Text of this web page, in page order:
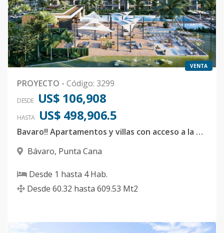
VENTA
PROYECTO - Código: 3299
DESDE US$ 106,908
HASTA US$ 498,906.5
Bavaro!! Apartamentos y villas con acceso a la playa
Bávaro, Punta Cana
Desde 1 hasta 4Hab.
Desde 60.32 hasta 609.53 Mt2